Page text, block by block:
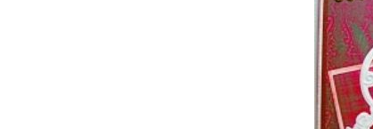
Гумирани листи, пера, шринк пластмаса и др.